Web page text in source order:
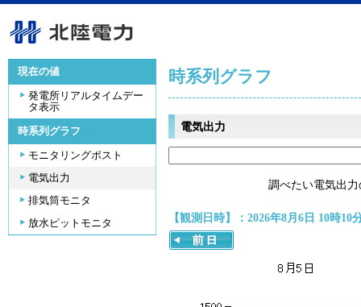
現在の値
発電所リアルタイムデー
タ表示
時系列グラフ
モニタリングポスト
電気出力
排気筒モニタ
放水ピットモニタ
時系列グラフ
電気出力
調べたい電気出
【観測日時】：2026年8月6日 10時10